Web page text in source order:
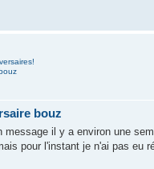
bouz
message il y a environ une
pour l'instant je n'ai pas eu